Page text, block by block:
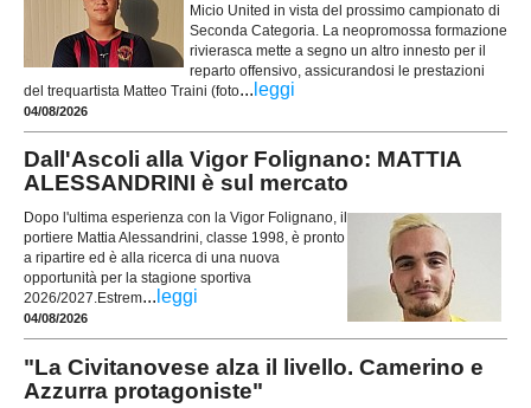
Micio United in vista del prossimo campionato di
Seconda Categoria. La neopromossa formazione
rivierasca mette a segno un altro innesto per il
reparto offensivo, assicurandosi le prestazioni
del trequartista Matteo Traini (foto... leggi
04/08/2026
Dall'Ascoli alla Vigor Folignano: MATTIA
ALESSANDRINI è sul mercato
Dopo l'ultima esperienza con la Vigor Folignano, il
portiere Mattia Alessandrini, classe 1998, è pronto
a ripartire ed è alla ricerca di una nuova
opportunità per la stagione sportiva
2026/2027.Estrem... leggi
04/08/2026
"La Civitanovese alza il livello. Camerino e
Azzurra protagoniste"